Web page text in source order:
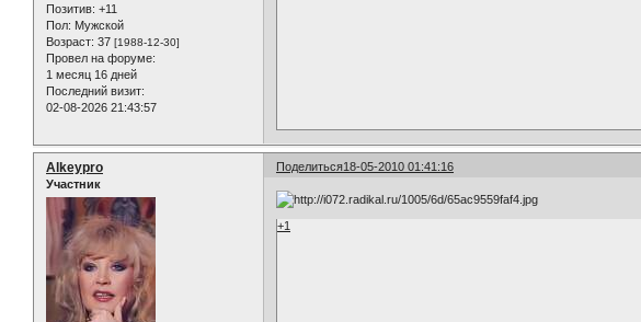
Позитив: +11
Пол: Мужской
Возраст: 37 [1988-12-30]
Провел на форуме:
1 месяц 16 дней
Последний визит:
02-08-2026 21:43:57
Поделиться18-05-2010 01:41:16
Alkeypro
Участник
+1